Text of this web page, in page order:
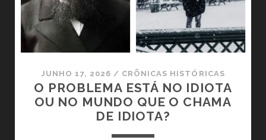
JUNHO 17, 2026 / CRÕNICAS HISTÓRICAS
O PROBLEMA ESTÁ NO IDIOTA
OU NO MUNDO QUE O CHAMA
DE IDIOTA?